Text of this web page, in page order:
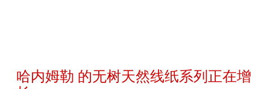
哈内姆勒 的无树天然线纸系列正在增